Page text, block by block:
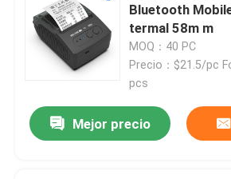
Bluetooth
termal 58m m
MOQ：40 PC
Precio：$21.5/pc
pcs
Mejor precio